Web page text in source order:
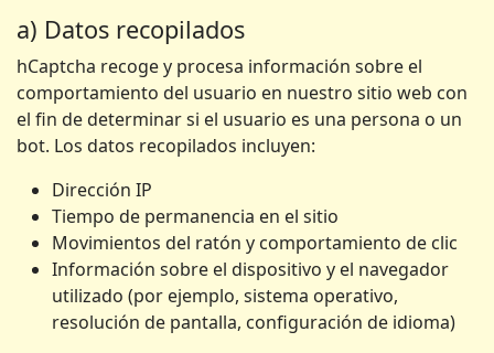
a) Datos recopilados
hCaptcha recoge y procesa información sobre el
comportamiento del usuario en nuestro sitio web con
el fin de determinar si el usuario es una persona o un
bot. Los datos recopilados incluyen:
Dirección IP
Tiempo de permanencia en el sitio
Movimientos del ratón y comportamiento de clic
Información sobre el dispositivo y el navegador
utilizado (por ejemplo, sistema operativo,
resolución de pantalla, configuración de idioma)